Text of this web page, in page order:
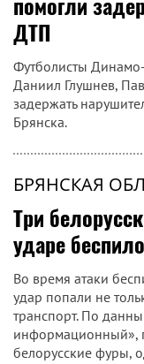
ДТП
Футболисты
Даниил Глушнев,
задержать
Брянска.
БРЯНСКАЯ
Три
ударе
Во время атаки
удар попали не
транспорт. По
информационный»,
белорусские фуры,